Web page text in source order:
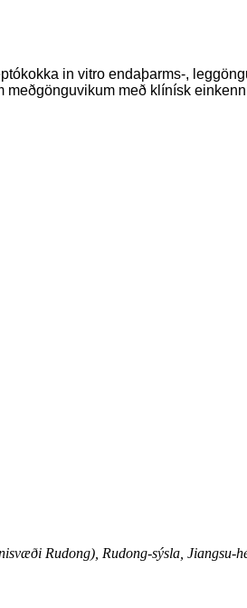
in vitro endaþarms-,
með klínísk
Rudong), Rudong-sýsla, Jiangsu-